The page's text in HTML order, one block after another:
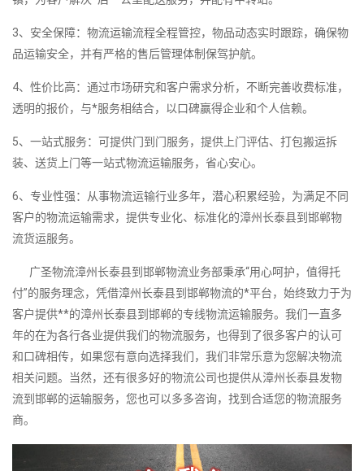
3、安全保障：物流运输流程全程管控，物品动态实时跟踪，确保物
品运输安全，并有严格的售后管理体制保驾护航。
4、性价比高：通过市场研究和客户需求分析，不断完善收费标准，
透明的报价，与*服务相结合，以口碑赢得企业和个人信赖。
5、一站式服务：可提供门到门服务，提供上门评估、打包搬运拆
装、送货上门等一站式物流运输服务，省心安心。
6、专业性强：从事物流运输行业多年，潜心积累经验，为满足不同
客户的物流运输需求，提供专业化、标准化的漳州长泰县到邯郸物
流货运服务。
广圣物流漳州长泰县到邯郸物流业务部秉承“用心呵护，值得托
付”的服务理念，凭借漳州长泰县到邯郸物流的*平台，始终致力于为
客户提供**的漳州长泰县到邯郸的专线物流运输服务。我们一直多
年的在为各行各业提供我们的物流服务，也得到了很多客户的认可
和口碑相传，如果您有意向选择我们，我们非常乐意为您解决物流
相关问题。当然，还有很多好的物流公司也提供从漳州长泰县发物
流到邯郸的运输服务，您也可以多多咨询，找到合适您的物流服务
商。